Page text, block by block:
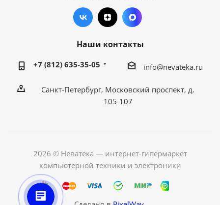
Наши контакты
+7 (812) 635-35-05 info@nevateka.ru
Санкт-Петербург, Московский проспект, д.
105-107
2026 © Неватека — интернет-гипермаркет
компьютерной техники и электроники